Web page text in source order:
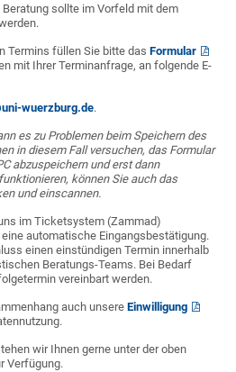
sollte im Vorfeld mit dem
Termins füllen Sie bitte dasFormular
mit Ihrer Terminanfrage, an folgende E-
wuerzburg.de.
es zu Problemen beim Speichern des
in diesem Fall versuchen, das Formular
abzuspeichern und erst dann
können Sie auch das
und einscannen.
im Ticketsystem (Zammad)
automatische Eingangsbestätigung.
einen einstündigen Termin innerhalb
Beratungs-Teams. Bei Bedarf
vereinbart werden.
auch unsereEinwilligung
wir Ihnen gerne unter der oben
Verfügung.